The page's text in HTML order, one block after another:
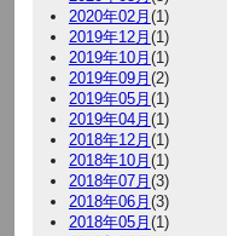
2020年02月(1)
2019年12月(1)
2019年10月(1)
2019年09月(2)
2019年05月(1)
2019年04月(1)
2018年12月(1)
2018年10月(1)
2018年07月(3)
2018年06月(3)
2018年05月(1)